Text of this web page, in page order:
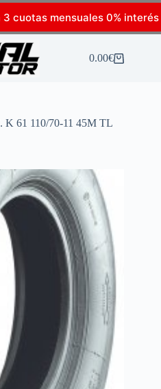
cuotas mensuales 0% interés
0.00€
K 61 110/70-11 45M TL